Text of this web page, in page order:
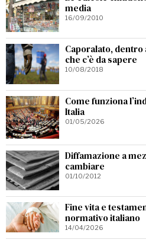
media
16/09/2010
Caporalato,
che c’è da sapere
10/08/2018
Come funziona
Italia
01/05/2026
Diffamazione a
cambiare
01/10/2012
Fine vita e
normativo italiano
14/04/2026